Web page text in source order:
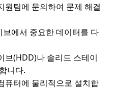
원팀에 문의하여 문제 해결
에서 중요한 데이터를 다
브(HDD)나 솔리드 스테이
니다.
퓨터에 물리적으로 설치합